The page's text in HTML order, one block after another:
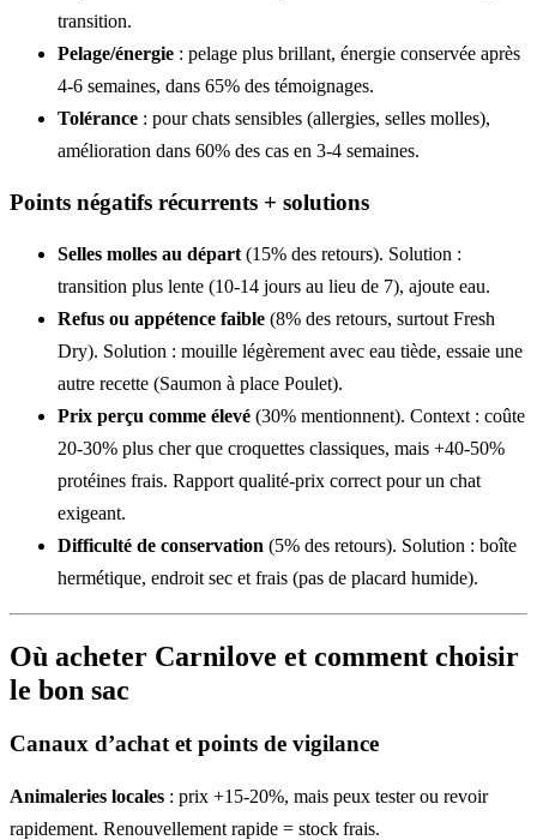
transition.
Pelage/énergie : pelage plus brillant, énergie conservée après
4-6 semaines, dans 65% des témoignages.
Tolérance : pour chats sensibles (allergies, selles molles),
amélioration dans 60% des cas en 3-4 semaines.
Points négatifs récurrents + solutions
Selles molles au départ (15% des retours). Solution :
transition plus lente (10-14 jours au lieu de 7), ajoute eau.
Refus ou appétence faible (8% des retours, surtout Fresh
Dry). Solution : mouille légèrement avec eau tiède, essaie une
autre recette (Saumon à place Poulet).
Prix perçu comme élevé (30% mentionnent). Context : coûte
20-30% plus cher que croquettes classiques, mais +40-50%
protéines frais. Rapport qualité-prix correct pour un chat
exigeant.
Difficulté de conservation (5% des retours). Solution : boîte
hermétique, endroit sec et frais (pas de placard humide).
Où acheter Carnilove et comment choisir
le bon sac
Canaux d’achat et points de vigilance
Animaleries locales : prix +15-20%, mais peux tester ou revoir
rapidement. Renouvellement rapide = stock frais.